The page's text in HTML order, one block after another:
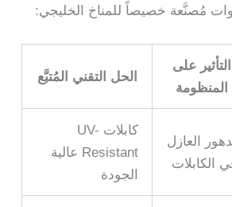
مُصنَّعة خصيصاً للمناخ الخليجي:
التأثير على
المنظومة
الحل التقني المُتبَّع
العازل
الكابلات
كابلات UV-
Resistant عالية
الجودة